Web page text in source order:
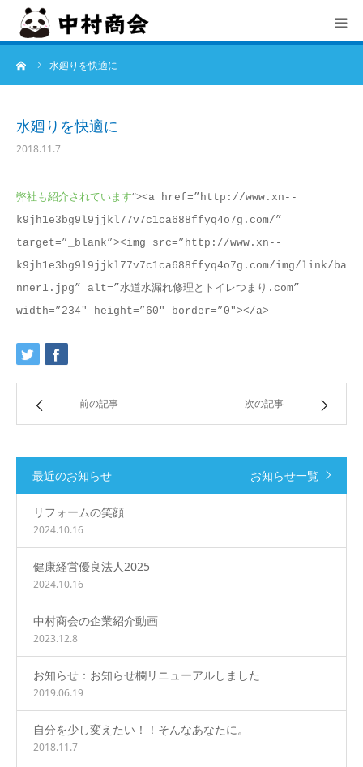
水廻りを快適に
水廻りを快適に
2018.11.7
弊社も紹介されています“><a href=”http://www.xn--
k9jh1e3bg9l9jjkl77v7c1ca688ffyq4o7g.com/”
target=”_blank”><img src=”http://www.xn--
k9jh1e3bg9l9jjkl77v7c1ca688ffyq4o7g.com/img/link/ba
nner1.jpg” alt=”水道水漏れ修理とトイレつまり.com”
width=”234″ height=”60″ border=”0″></a>
前の記事 次の記事
最近のお知らせ お知らせ一覧
リフォームの笑顔
2024.10.16
健康経営優良法人2025
2024.10.16
中村商会の企業紹介動画
2023.12.8
お知らせ：お知らせ欄リニューアルしました
2019.06.19
自分を少し変えたい！！そんなあなたに。
2018.11.7
TOP
お問合せ